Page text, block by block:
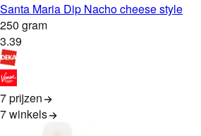
Santa Maria Dip Nacho cheese style
250 gram
3.39
7 prijzen
7winkels